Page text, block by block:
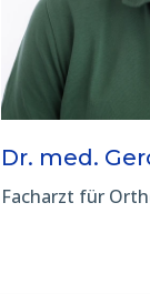
Dr. med.
Facharzt für